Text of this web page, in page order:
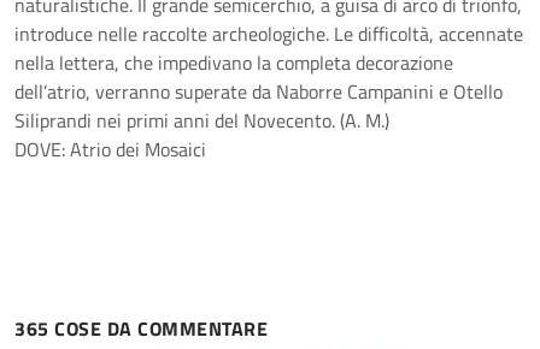
introduce nelle raccolte archeologiche. Le difficoltà, accennate
nella lettera, che impedivano la completa decorazione
dell’atrio, verranno superate da Naborre Campanini e Otello
Siliprandi nei primi anni del Novecento. (A. M.)
DOVE: Atrio dei Mosaici
365 COSE DA COMMENTARE